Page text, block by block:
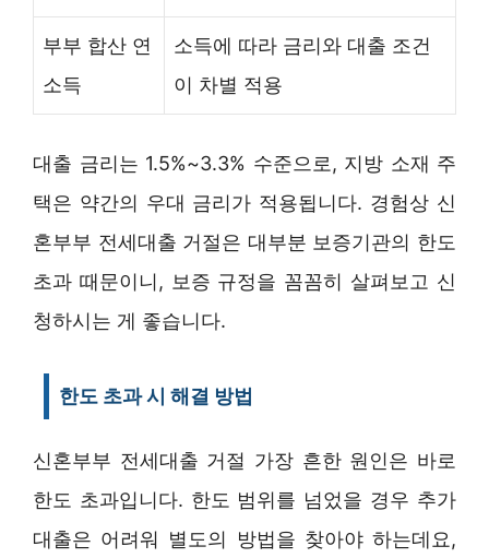
부부 합산 연
소득
소득에 따라 금리와 대출 조건
이 차별 적용
대출 금리는 1.5%~3.3% 수준으로, 지방 소재 주
택은 약간의 우대 금리가 적용됩니다. 경험상 신
혼부부 전세대출 거절은 대부분 보증기관의 한도
초과 때문이니, 보증 규정을 꼼꼼히 살펴보고 신
청하시는 게 좋습니다.
한도 초과 시 해결 방법
신혼부부 전세대출 거절 가장 흔한 원인은 바로
한도 초과입니다. 한도 범위를 넘었을 경우 추가
대출은 어려워 별도의 방법을 찾아야 하는데요,